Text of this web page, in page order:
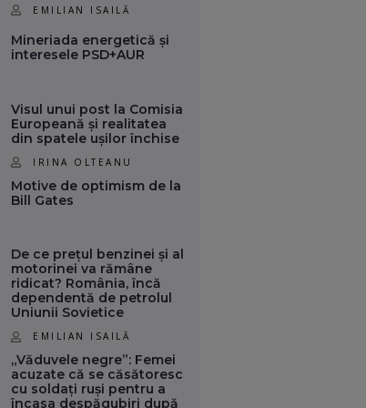
EMILIAN ISAILĂ
Mineriada energetică și
interesele PSD+AUR
Visul unui post la Comisia
Europeană și realitatea
din spatele ușilor închise
IRINA OLTEANU
Motive de optimism de la
Bill Gates
De ce prețul benzinei și al
motorinei va rămâne
ridicat? România, încă
dependentă de petrolul
Uniunii Sovietice
EMILIAN ISAILĂ
„Văduvele negre”: Femei
acuzate că se căsătoresc
cu soldați ruși pentru a
încasa despăgubiri după